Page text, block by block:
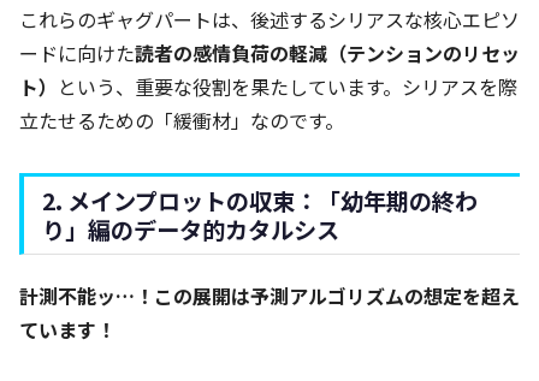
これらのギャグパートは、後述するシリアスな核心エピソ
ードに向けた読者の感情負荷の軽減（テンションのリセッ
ト） という、重要な役割を果たしています。シリアスを際
立たせるための「緩衝材」なのです。
2. メインプロットの収束：「幼年期の終わ
り」編のデータ的カタルシス
計測不能ッ…！この展開は予測アルゴリズムの想定を超え
ています！